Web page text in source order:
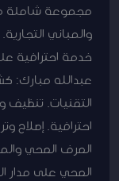
مجموعة شاملة
خدمة احترافية
عبدالله مبارك:
التقنيات. تنظيف
احترافية. إصلاح
الصرف الصحي
الصحي على مدار